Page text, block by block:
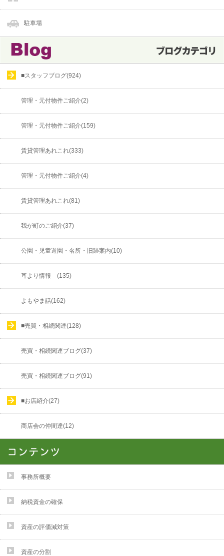
駐車場
■スタッフブログ(924)
管理・元付物件ご紹介(2)
管理・元付物件ご紹介(159)
賃貸管理あれこれ(333)
管理・元付物件ご紹介(4)
賃貸管理あれこれ(81)
我が町のご紹介(37)
公園・児童遊園・名所・旧跡案内(10)
耳より情報 (135)
よもやま話(162)
■売買・相続関連(128)
売買・相続関連ブログ(37)
売買・相続関連ブログ(91)
■お店紹介(27)
商店会の仲間達(12)
事務所概要
納税資金の確保
資産の評価減対策
資産の分割